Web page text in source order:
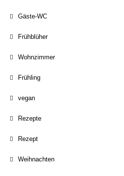
Gäste-WC
Frühblüher
Wohnzimmer
Frühling
vegan
Rezepte
Rezept
Weihnachten